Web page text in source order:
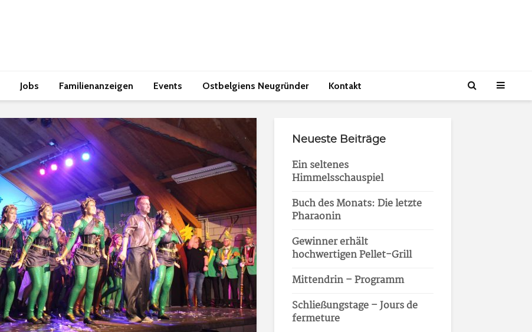
Jobs Familienanzeigen Events Ostbelgiens Neugründer Kontakt
Neueste Beiträge
Ein seltenes
Himmelsschauspiel
Buch des Monats: Die letzte
Pharaonin
Gewinner erhält
hochwertigen Pellet-Grill
Mittendrin – Programm
Schließungstage – Jours de
fermeture